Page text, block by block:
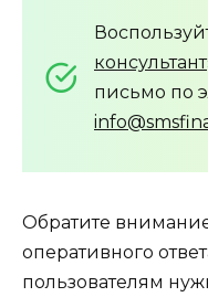
консультант
письмо по
Обратите
оперативного
пользователям